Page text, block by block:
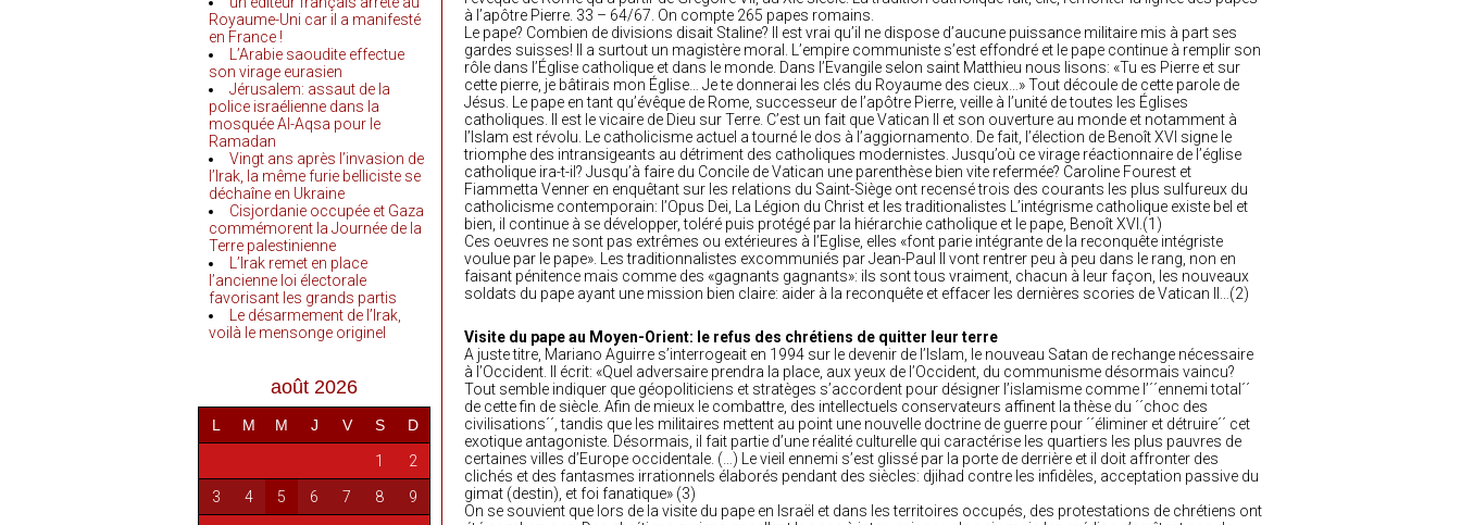
Royaume-Uni car il a manifesté
en France !
L’Arabie saoudite effectue
son virage eurasien
Jérusalem: assaut de la
police israélienne dans la
mosquée Al-Aqsa pour le
Ramadan
Vingt ans après l’invasion de
l’Irak, la même furie belliciste se
déchaîne en Ukraine
Cisjordanie occupée et Gaza
commémorent la Journée de la
Terre palestinienne
L’Irak remet en place
l’ancienne loi électorale
favorisant les grands partis
Le désarmement de l’Irak,
voilà le mensonge originel
août 2026
L M M J V S D
1 2
3 4 5 6 7 8 9
à l’apôtre Pierre. 33 – 64/67. On compte 265 papes romains.
Le pape? Combien de divisions disait Staline? Il est vrai qu’il ne dispose d’aucune puissance militaire mis à part ses
gardes suisses! Il a surtout un magistère moral. L’empire communiste s’est effondré et le pape continue à remplir son
rôle dans l’Église catholique et dans le monde. Dans l’Evangile selon saint Matthieu nous lisons: «Tu es Pierre et sur
cette pierre, je bâtirais mon Église… Je te donnerai les clés du Royaume des cieux…» Tout découle de cette parole de
Jésus. Le pape en tant qu’évêque de Rome, successeur de l’apôtre Pierre, veille à l’unité de toutes les Églises
catholiques. Il est le vicaire de Dieu sur Terre. C’est un fait que Vatican II et son ouverture au monde et notamment à
l’Islam est révolu. Le catholicisme actuel a tourné le dos à l’aggiornamento. De fait, l’élection de Benoît XVI signe le
triomphe des intransigeants au détriment des catholiques modernistes. Jusqu’où ce virage réactionnaire de l’église
catholique ira-t-il? Jusqu’à faire du Concile de Vatican une parenthèse bien vite refermée? Caroline Fourest et
Fiammetta Venner en enquêtant sur les relations du Saint-Siège ont recensé trois des courants les plus sulfureux du
catholicisme contemporain: l’Opus Dei, La Légion du Christ et les traditionalistes L’intégrisme catholique existe bel et
bien, il continue à se développer, toléré puis protégé par la hiérarchie catholique et le pape, Benoît XVI.(1)
Ces oeuvres ne sont pas extrêmes ou extérieures à l’Eglise, elles «font parie intégrante de la reconquête intégriste
voulue par le pape». Les traditionnalistes excommuniés par Jean-Paul II vont rentrer peu à peu dans le rang, non en
faisant pénitence mais comme des «gagnants gagnants»: ils sont tous vraiment, chacun à leur façon, les nouveaux
soldats du pape ayant une mission bien claire: aider à la reconquête et effacer les dernières scories de Vatican II…(2)
Visite du pape au Moyen-Orient: le refus des chrétiens de quitter leur terre
A juste titre, Mariano Aguirre s’interrogeait en 1994 sur le devenir de l’Islam, le nouveau Satan de rechange nécessaire
à l’Occident. Il écrit: «Quel adversaire prendra la place, aux yeux de l’Occident, du communisme désormais vaincu?
Tout semble indiquer que géopoliticiens et stratèges s’accordent pour désigner l’islamisme comme l’´´ennemi total´´
de cette fin de siècle. Afin de mieux le combattre, des intellectuels conservateurs affinent la thèse du ´´choc des
civilisations´´, tandis que les militaires mettent au point une nouvelle doctrine de guerre pour ´´éliminer et détruire´´ cet
exotique antagoniste. Désormais, il fait partie d’une réalité culturelle qui caractérise les quartiers les plus pauvres de
certaines villes d’Europe occidentale. (…) Le vieil ennemi s’est glissé par la porte de derrière et il doit affronter des
clichés et des fantasmes irrationnels élaborés pendant des siècles: djihad contre les infidèles, acceptation passive du
gimat (destin), et foi fanatique» (3)
On se souvient que lors de la visite du pape en Israël et dans les territoires occupés, des protestations de chrétiens ont